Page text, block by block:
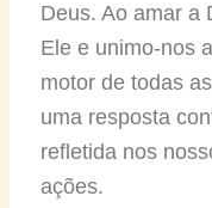
Deus. Ao amar a
Ele e unimo-nos
motor de todas
uma resposta
refletida nos
ações.